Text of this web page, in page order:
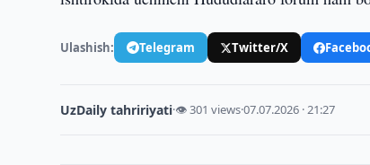
Ulashish: Telegram Twitter/X
UzDaily tahririyati·👁 301 views·07.07.2026 · 21:27